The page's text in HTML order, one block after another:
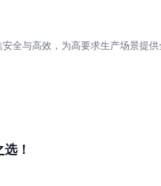
全与高效，为高要求生产场景提供
！